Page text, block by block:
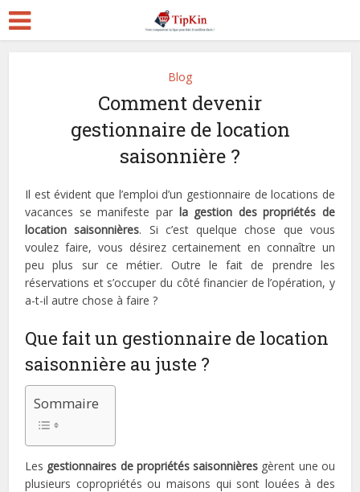
Blog
Comment devenir
gestionnaire de location
saisonnière ?
Il est évident que l’emploi d’un gestionnaire de locations de
vacances se manifeste par la gestion des propriétés de
location saisonnières. Si c’est quelque chose que vous
voulez faire, vous désirez certainement en connaître un
peu plus sur ce métier. Outre le fait de prendre les
réservations et s’occuper du côté financier de l’opération, y
a-t-il autre chose à faire ?
Que fait un gestionnaire de location
saisonnière au juste ?
Sommaire
Les gestionnaires de propriétés saisonnières gèrent une ou
plusieurs copropriétés ou maisons qui sont louées à des